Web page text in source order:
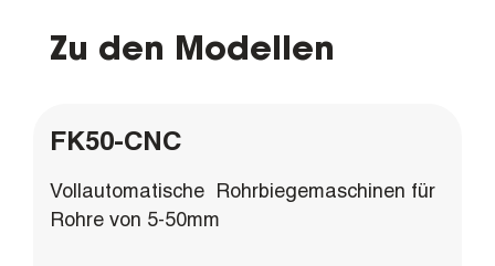
Zu den Modellen
FK50-CNC
Vollautomatische Rohrbiegemaschinen für
Rohre von 5-50mm